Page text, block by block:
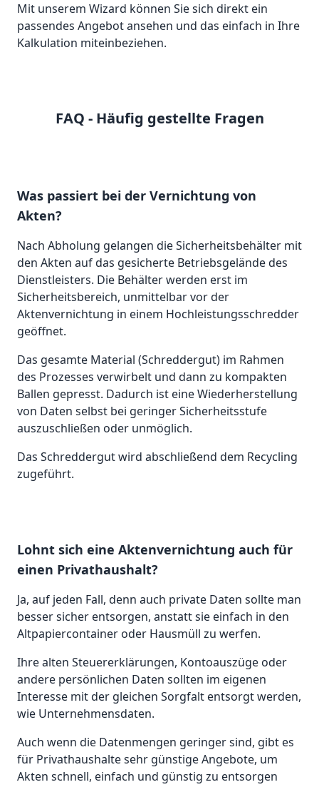
Mit unserem Wizard können Sie sich direkt ein
passendes Angebot ansehen und das einfach in Ihre
Kalkulation miteinbeziehen.
FAQ - Häufig gestellte Fragen
Was passiert bei der Vernichtung von
Akten?
Nach Abholung gelangen die Sicherheitsbehälter mit
den Akten auf das gesicherte Betriebsgelände des
Dienstleisters. Die Behälter werden erst im
Sicherheitsbereich, unmittelbar vor der
Aktenvernichtung in einem Hochleistungsschredder
geöffnet.
Das gesamte Material (Schreddergut) im Rahmen
des Prozesses verwirbelt und dann zu kompakten
Ballen gepresst. Dadurch ist eine Wiederherstellung
von Daten selbst bei geringer Sicherheitsstufe
auszuschließen oder unmöglich.
Das Schreddergut wird abschließend dem Recycling
zugeführt.
Lohnt sich eine Aktenvernichtung auch für
einen Privathaushalt?
Ja, auf jeden Fall, denn auch private Daten sollte man
besser sicher entsorgen, anstatt sie einfach in den
Altpapiercontainer oder Hausmüll zu werfen.
Ihre alten Steuererklärungen, Kontoauszüge oder
andere persönlichen Daten sollten im eigenen
Interesse mit der gleichen Sorgfalt entsorgt werden,
wie Unternehmensdaten.
Auch wenn die Datenmengen geringer sind, gibt es
für Privathaushalte sehr günstige Angebote, um
Akten schnell, einfach und günstig zu entsorgen